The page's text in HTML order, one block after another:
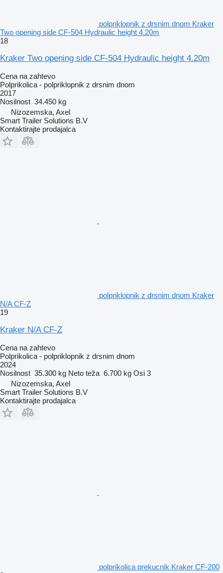
polpriklopnik z drsnim dnom Kraker
Two opening side CF-504 Hydraulic height 4.20m
18
Kraker Two opening side CF-504 Hydraulic height 4.20m
Cena na zahtevo
Polprikolica - polpriklopnik z drsnim dnom
2017
Nosilnost 34.450 kg
Nizozemska, Axel
Smart Trailer Solutions B.V
Kontaktirajte prodajalca
polpriklopnik z drsnim dnom Kraker
N/A CF-Z
19
Kraker N/A CF-Z
Cena na zahtevo
Polprikolica - polpriklopnik z drsnim dnom
2024
Nosilnost 35.300 kg Neto teža 6.700 kg Osi 3
Nizozemska, Axel
Smart Trailer Solutions B.V
Kontaktirajte prodajalca
polprikolica prekucnik Kraker CF-200